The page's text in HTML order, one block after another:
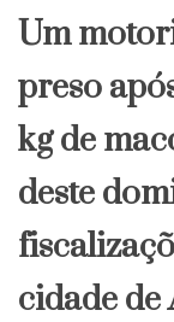
Um
preso
kg de
deste
cidade de